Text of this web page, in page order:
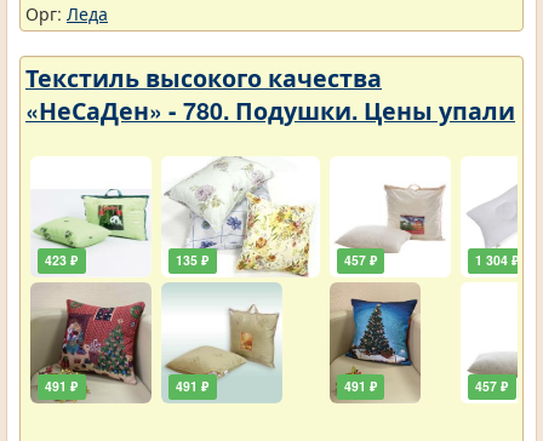
Орг: Леда
Текстиль высокого качества
«НеСаДен» - 780. Подушки. Цены упали
423 ₽
491 ₽
135 ₽
491 ₽
457 ₽
491 ₽
1 304 ₽
457 ₽